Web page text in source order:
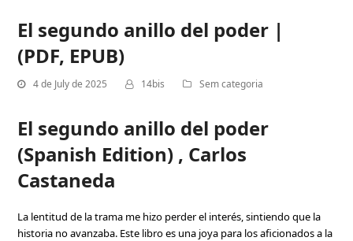
El segundo anillo del poder |
(PDF, EPUB)
4 de July de 2025 14bis Sem categoria
El segundo anillo del poder
(Spanish Edition) , Carlos
Castaneda
La lentitud de la trama me hizo perder el interés, sintiendo que la
historia no avanzaba. Este libro es una joya para los aficionados a la